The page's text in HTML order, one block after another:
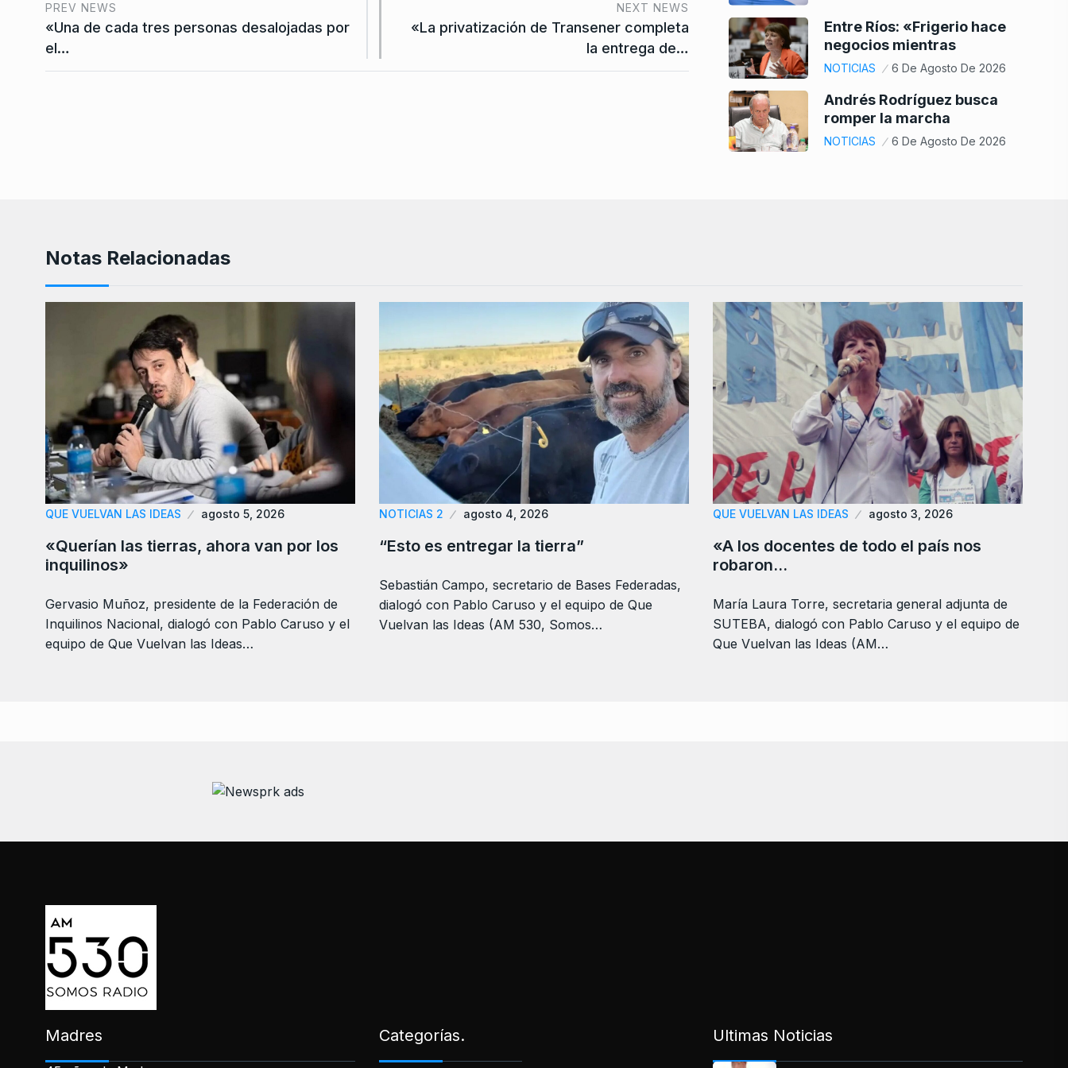
PREV NEWS
«Una de cada tres personas desalojadas por
el…
NEXT NEWS
«La privatización de Transener completa
la entrega de…
Entre Ríos: «Frigerio hace
negocios mientras
NOTICIAS 6 De Agosto De 2026
Andrés Rodríguez busca
romper la marcha
NOTICIAS 6 De Agosto De 2026
Notas Relacionadas
QUE VUELVAN LAS IDEAS agosto 5, 2026
«Querían las tierras, ahora van por los
inquilinos»
Gervasio Muñoz, presidente de la Federación de
Inquilinos Nacional, dialogó con Pablo Caruso y el
equipo de Que Vuelvan las Ideas…
NOTICIAS 2 agosto 4, 2026
“Esto es entregar la tierra”
Sebastián Campo, secretario de Bases Federadas,
dialogó con Pablo Caruso y el equipo de Que
Vuelvan las Ideas (AM 530, Somos…
QUE VUELVAN LAS IDEAS agosto 3, 2026
«A los docentes de todo el país nos
robaron…
María Laura Torre, secretaria general adjunta de
SUTEBA, dialogó con Pablo Caruso y el equipo de
Que Vuelvan las Ideas (AM…
Madres Categorías. Ultimas Noticias